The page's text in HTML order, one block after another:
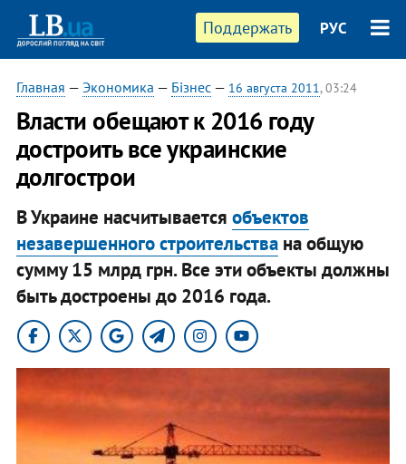
Поддержать РУС
Главная — Экономика — Бізнес— 16 августа 2011, 03:24
Власти обещают к 2016 году
достроить все украинские
долгострои
В Украине насчитывается объектов
незавершенного строительствана общую
сумму 15 млрд грн. Все эти объекты должны
быть достроены до 2016 года.